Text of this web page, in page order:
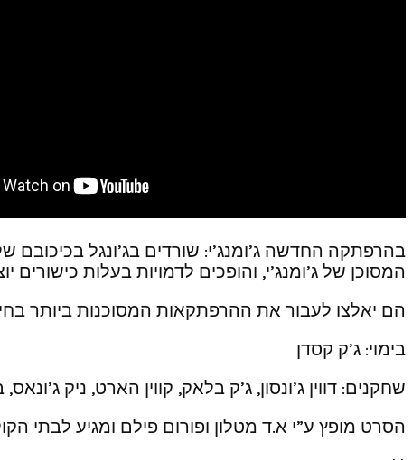
בהרפתקה החדשה ג’ומנג’י: שורדים בג’ונגל בכיכובם
המסוכן של ג’ומנג’י, והופכים לדמויות בעלות
הם יאלצו לעבור את ההרפתקאות המסוכנות ביותר
בימוי: ג’ק קסדן
שחקנים: דווין ג’ונסון, ג’ק בלאק, קווין הארט, ניק
הסרט מופץ ע”י א.ד מטלון ופורום פילם ומגיע לבתי הקולנוע ב-